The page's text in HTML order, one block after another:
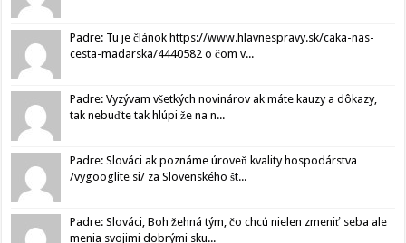
Padre: Tu je článok https://www.hlavnespravy.sk/caka-nas-
cesta-madarska/4440582 o čom v...
Padre: Vyzývam všetkých novinárov ak máte kauzy a dôkazy,
tak nebuďte tak hlúpi že na n...
Padre: Slováci ak poznáme úroveň kvality hospodárstva
/vygooglite si/ za Slovenského št...
Padre: Slováci, Boh žehná tým, čo chcú nielen zmeniť seba ale
menia svojimi dobrými sku...